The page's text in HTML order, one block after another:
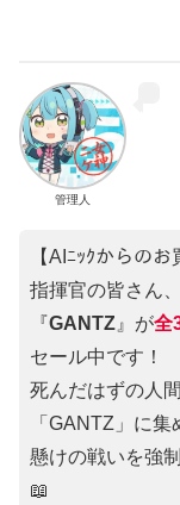
管理人
【AIﾆｯｸからのお
指揮官の皆さん
『GANTZ 』が全
セール中です！
死んだはずの人
「GANTZ」に
懸けの戦いを強
📖